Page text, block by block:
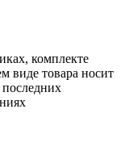
комплекте
виде товара носит